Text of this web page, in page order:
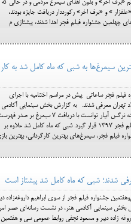
«برف اخر» و بدون اهدای سیمرغ مردمی و در حالی که
» و «برف اخر» رکورددار دریافت جایزه بودند،
چهلمین جشنواره فیلم فجر اهدا شدند، پیشتازی م
سیمرغ‌ها به شبی که ماه کامل شد به کار
فیلم فجر ساعاتی پیش در مراسم اختتامیه با اجرای
تهران معرفی شدند. به گزارش بخش سینمایی آکادمی
هنر، شبی که ماه کامل شد ساخته نرگس آبیار توانست با دریافت 7 سیمرغ بر صدر
برندگان سیمرغ‌های جشنواره فیلم فجر 1397 قرار گیرد. شبی که ماه کامل شد علاوه بر
فیلم فجر، سیمرغ‌های بهترین کارگردانی، بهترین
شدند؛ شبی که ماه کامل شد پیشتاز است
جشنواره فیلم فجر از سوی ابراهیم داروغه‌زاده
بخش سینمایی آکادمی هنر، در نشست رسانه‌ای عصر
زاده دبیر و مسعود نجفی روابط عمومی سی و هفتمین